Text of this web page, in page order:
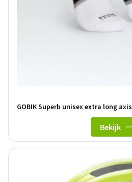
GOBIK Superb unisex extra long axis
Bekijk